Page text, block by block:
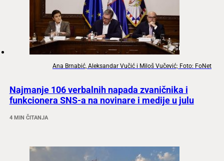
Ana Brnabić, Aleksandar Vučić i Miloš Vučević; Foto: FoNet
Najmanje 106 verbalnih napada zvaničnika i
funkcionera SNS-a na novinare i medije u julu
4 MIN ČITANJA